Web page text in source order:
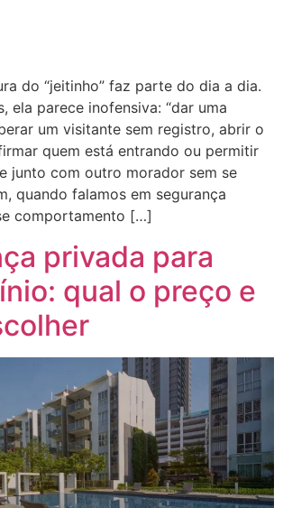
do “jeitinho” faz parte do dia a dia.
ela parece inofensiva: “dar uma
um visitante sem registro, abrir o
quem está entrando ou permitir
junto com outro morador sem se
quando falamos em segurança
comportamento […]
privada para
qual o preço e